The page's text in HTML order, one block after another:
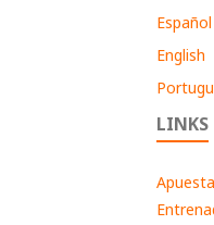
English
LINKS